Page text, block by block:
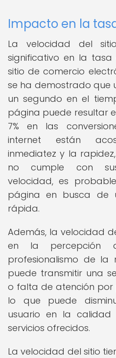
Impacto en la
La velocidad del
significativo en la
sitio de comercio
se ha demostrado que
un segundo en el
página puede resultar
7% en las
internet están
inmediatez y la
no cumple con
velocidad, es
página en busca de
rápida.
Además, la velocidad
en la percepción
profesionalismo de la
puede transmitir una
o falta de atención
lo que puede
usuario en la
servicios ofrecidos.
La velocidad del sitio